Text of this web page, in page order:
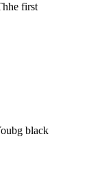
first
black